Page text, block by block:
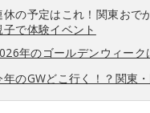
休の予定はこれ！関東おで
子で体験イベント
年のゴールデンウィー
年のGWどこ行く！？関東